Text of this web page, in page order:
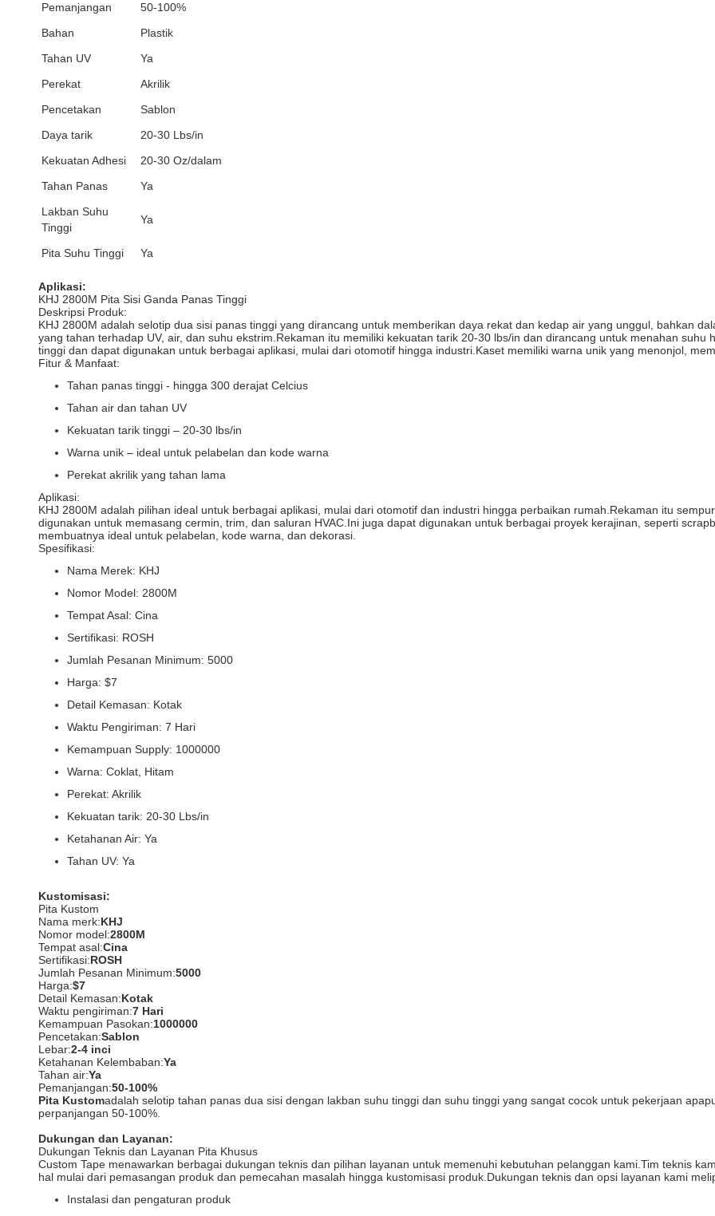
Pemanjangan
50-100%
Bahan
Plastik
Tahan UV
Ya
Perekat
Akrilik
Pencetakan
Sablon
Daya tarik
20-30 Lbs/in
Kekuatan Adhesi
20-30 Oz/dalam
Tahan Panas
Ya
Lakban Suhu
Tinggi
Ya
Pita Suhu Tinggi Ya
Aplikasi:
KHJ 2800M Pita Sisi Ganda Panas Tinggi
Deskripsi Produk:
KHJ 2800M adalah selotip dua sisi panas tinggi yang dirancang untuk memberikan daya rekat dan kedap air yang unggul, bahkan
yang tahan terhadap UV, air, dan suhu ekstrim.Rekaman itu memiliki kekuatan tarik 20-30 lbs/in dan dirancang untuk menahan
tinggi dan dapat digunakan untuk berbagai aplikasi, mulai dari otomotif hingga industri.Kaset memiliki warna unik yang menonjol,
Fitur & Manfaat:
Tahan panas tinggi - hingga 300 derajat Celcius
Tahan air dan tahan UV
Kekuatan tarik tinggi – 20-30 lbs/in
Warna unik – ideal untuk pelabelan dan kode warna
Perekat akrilik yang tahan lama
Aplikasi:
KHJ 2800M adalah pilihan ideal untuk berbagai aplikasi, mulai dari otomotif dan industri hingga perbaikan rumah.Rekaman itu
digunakan untuk memasang cermin, trim, dan saluran HVAC.Ini juga dapat digunakan untuk berbagai proyek kerajinan, seperti
membuatnya ideal untuk pelabelan, kode warna, dan dekorasi.
Spesifikasi:
Nama Merek: KHJ
Nomor Model: 2800M
Tempat Asal: Cina
Sertifikasi: ROSH
Jumlah Pesanan Minimum: 5000
Harga: $7
Detail Kemasan: Kotak
Waktu Pengiriman: 7 Hari
Kemampuan Supply: 1000000
Warna: Coklat, Hitam
Perekat: Akrilik
Kekuatan tarik: 20-30 Lbs/in
Ketahanan Air: Ya
Tahan UV: Ya
Kustomisasi:
Pita Kustom
Nama merk:KHJ
Nomor model:2800M
Tempat asal:Cina
Sertifikasi:ROSH
Jumlah Pesanan Minimum:5000
Harga:$7
Detail Kemasan:Kotak
Waktu pengiriman:7 Hari
Kemampuan Pasokan:1000000
Pencetakan:Sablon
Lebar:2-4 inci
Ketahanan Kelembaban:Ya
Tahan air:Ya
Pemanjangan:50-100%
Pita Kustomadalah selotip tahan panas dua sisi dengan lakban suhu tinggi dan suhu tinggi yang sangat cocok untuk pekerjaan
perpanjangan 50-100%.
Dukungan dan Layanan:
Dukungan Teknis dan Layanan Pita Khusus
Custom Tape menawarkan berbagai dukungan teknis dan pilihan layanan untuk memenuhi kebutuhan pelanggan kami.Tim teknis
hal mulai dari pemasangan produk dan pemecahan masalah hingga kustomisasi produk.Dukungan teknis dan opsi layanan kami
Instalasi dan pengaturan produk